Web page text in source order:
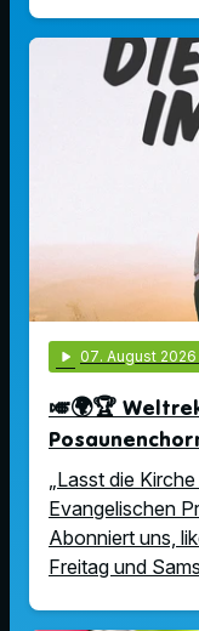
play_arrow 07. August
🎺🌍🏆
„Lasst die
Evangelischen
Abonniert uns,
Freitag und